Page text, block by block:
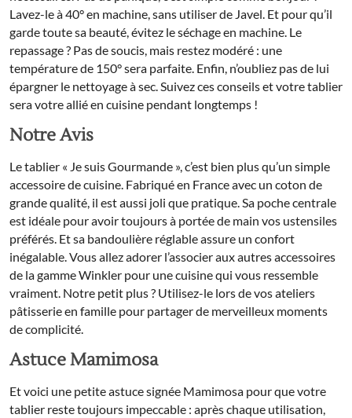
Lavez-le à 40° en machine, sans utiliser de Javel. Et pour qu’il
garde toute sa beauté, évitez le séchage en machine. Le
repassage ? Pas de soucis, mais restez modéré : une
température de 150° sera parfaite. Enfin, n’oubliez pas de lui
épargner le nettoyage à sec. Suivez ces conseils et votre tablier
sera votre allié en cuisine pendant longtemps !
Notre Avis
Le tablier « Je suis Gourmande », c’est bien plus qu’un simple
accessoire de cuisine. Fabriqué en France avec un coton de
grande qualité, il est aussi joli que pratique. Sa poche centrale
est idéale pour avoir toujours à portée de main vos ustensiles
préférés. Et sa bandoulière réglable assure un confort
inégalable. Vous allez adorer l’associer aux autres accessoires
de la gamme Winkler pour une cuisine qui vous ressemble
vraiment. Notre petit plus ? Utilisez-le lors de vos ateliers
pâtisserie en famille pour partager de merveilleux moments
de complicité.
Astuce Mamimosa
Et voici une petite astuce signée Mamimosa pour que votre
tablier reste toujours impeccable : après chaque utilisation,